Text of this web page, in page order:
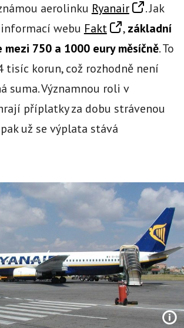
aerolinku Ryanair
. Jak
webu Fakt ,základní
750 a 1000 eury měsíčně. To
tisíc korun, což rozhodně není
suma. Významnou roli v
příplatky za dobu strávenou
už se výplata stává